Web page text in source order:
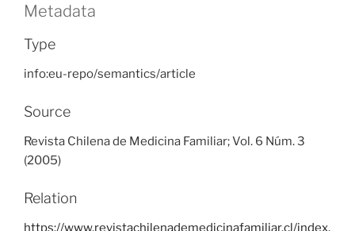
Metadata
Type
info:eu-repo/semantics/article
Source
Revista Chilena de Medicina Familiar; Vol. 6 Núm. 3
(2005)
Relation
https://www.revistachilenademedicinafamiliar.cl/index.